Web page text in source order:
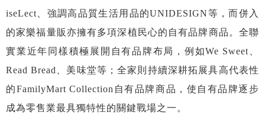
iseLect、強調高品質生活用品的UNIDESIGN等，而併入
的家樂福量販亦擁有多項深植民心的自有品牌商品。全聯
實業近年同樣積極展開自有品牌布局，例如We Sweet、
Read Bread、美味堂等；全家則持續深耕拓展具高代表性
的FamilyMart Collection自有品牌商品，使自有品牌逐步
成為零售業最具獨特性的關鍵戰場之一。